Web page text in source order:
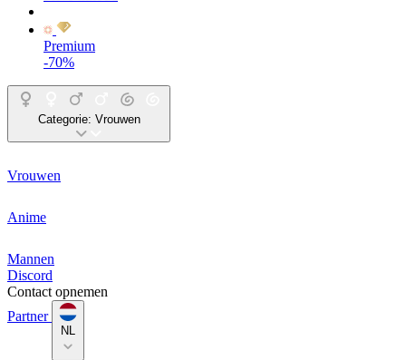
Premium
-70%
Categorie: Vrouwen
Vrouwen
Anime
Mannen
Discord
Contact opnemen
Partner
NL